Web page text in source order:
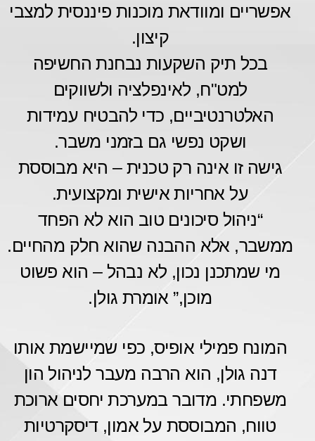
אפשריים ומוודאת מוכנות פיננסית למצבי
קיצון.
בכל תיק השקעות נבחנת החשיפה
למט"ח, לאינפלציה ולשווקים
האלטרנטיביים, כדי להבטיח עמידות
ושקט נפשי גם בזמני משבר.
גישה זו אינה רק טכנית – היא מבוססת
על אחריות אישית ומקצועית.
“ניהול סיכונים טוב הוא לא הפחד
ממשבר, אלא ההבנה שהוא חלק מהחיים.
מי שמתכנן נכון, לא נבהל – הוא פשוט
מוכן,” אומרת גולן.
המונח פמילי אופיס, כפי שמיישמת אותו
דנה גולן, הוא הרבה מעבר לניהול הון
משפחתי. מדובר במערכת יחסים ארוכת
טווח, המבוססת על אמון, דיסקרטיות